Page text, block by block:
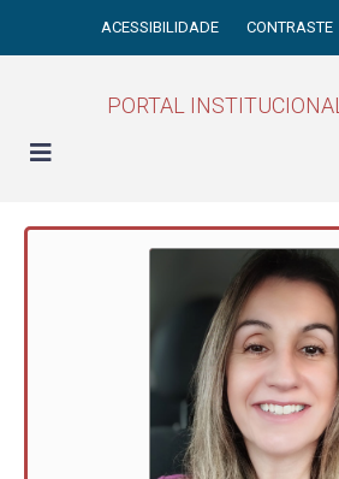
ACESSIBILIDADE CONTRASTE
PORTAL INSTITUCIONAL